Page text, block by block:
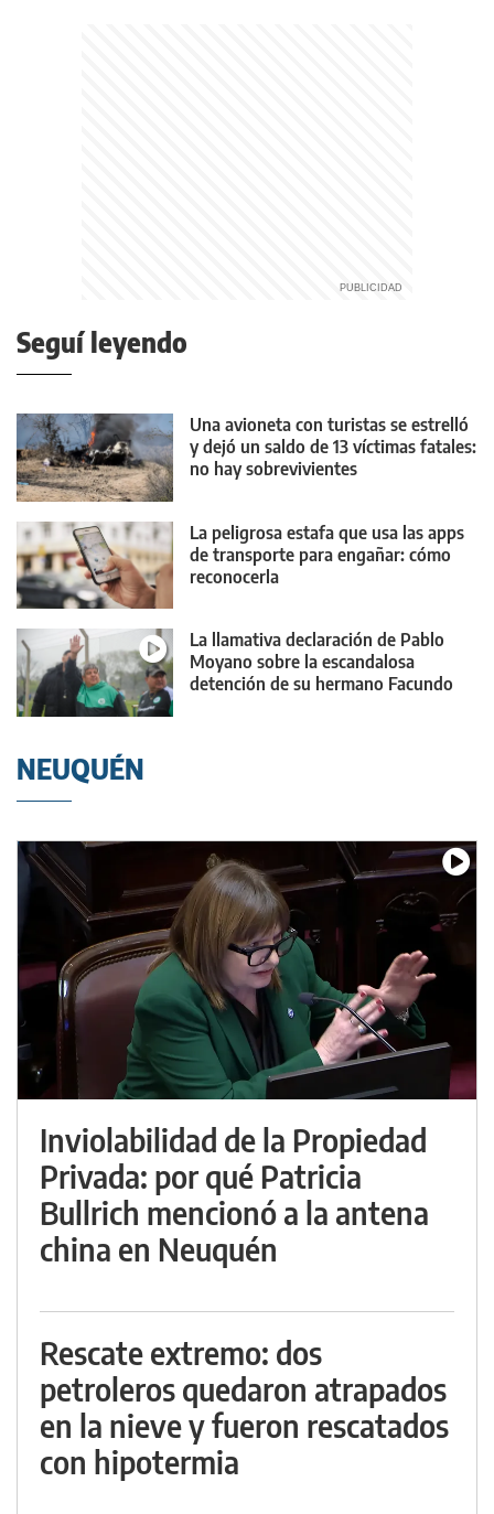
Seguí leyendo
Una avioneta con turistas se estrelló
y dejó un saldo de 13 víctimas fatales:
no hay sobrevivientes
La peligrosa estafa que usa las apps
de transporte para engañar: cómo
reconocerla
La llamativa declaración de Pablo
Moyano sobre la escandalosa
detención de su hermano Facundo
NEUQUÉN
Inviolabilidad de la Propiedad
Privada: por qué Patricia
Bullrich mencionó a la antena
china en Neuquén
Rescate extremo: dos
petroleros quedaron atrapados
en la nieve y fueron rescatados
con hipotermia